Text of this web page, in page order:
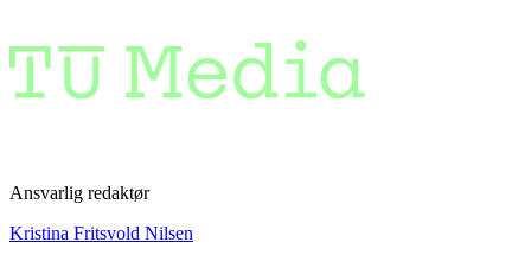
Ansvarlig redaktør
Kristina Fritsvold Nilsen